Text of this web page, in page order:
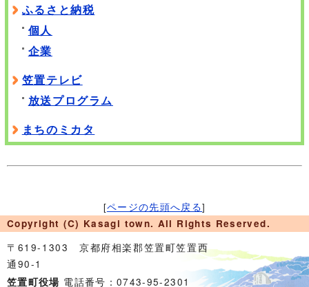
ふるさと納税
個人
企業
笠置テレビ
放送プログラム
まちのミカタ
[ページの先頭へ戻る]
Copyright (C) Kasagi town. All Rights Reserved.
〒619-1303 京都府相楽郡笠置町笠置西
通90-1
笠置町役場 電話番号：0743-95-2301